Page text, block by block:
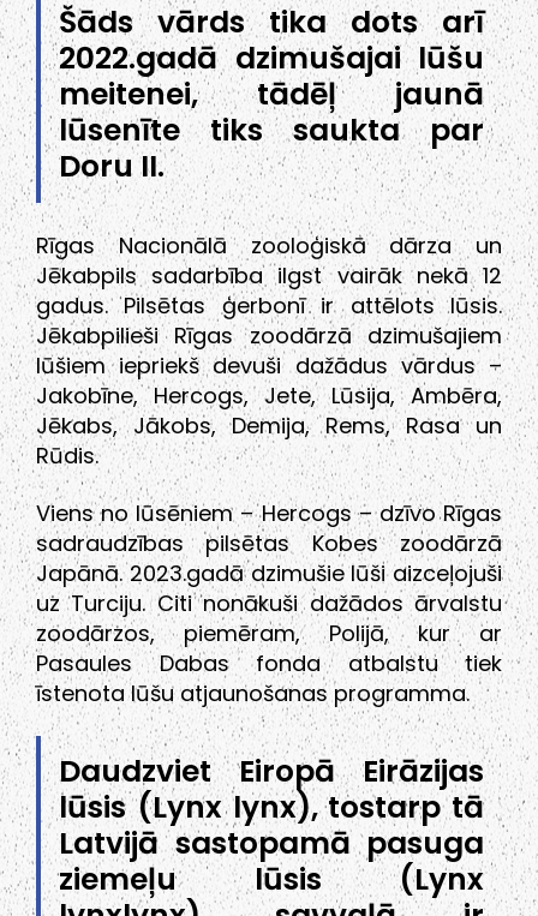
Šāds vārds tika dots arī
2022.gadā dzimušajai lūšu
meitenei, tādēļ jaunā
lūsenīte tiks saukta par
Doru II.
Rīgas Nacionālā zooloģiskā dārza un
Jēkabpils sadarbība ilgst vairāk nekā 12
gadus. Pilsētas ģerbonī ir attēlots lūsis.
Jēkabpilieši Rīgas zoodārzā dzimušajiem
lūšiem iepriekš devuši dažādus vārdus –
Jakobīne, Hercogs, Jete, Lūsija, Ambēra,
Jēkabs, Jākobs, Demija, Rems, Rasa un
Rūdis.
Viens no lūsēniem – Hercogs – dzīvo Rīgas
sadraudzības pilsētas Kobes zoodārzā
Japānā. 2023.gadā dzimušie lūši aizceļojuši
uz Turciju. Citi nonākuši dažādos ārvalstu
zoodārzos, piemēram, Polijā, kur ar
Pasaules Dabas fonda atbalstu tiek
īstenota lūšu atjaunošanas programma.
Daudzviet Eiropā Eirāzijas
lūsis (Lynx lynx), tostarp tā
Latvijā sastopamā pasuga
ziemeļu lūsis (Lynx